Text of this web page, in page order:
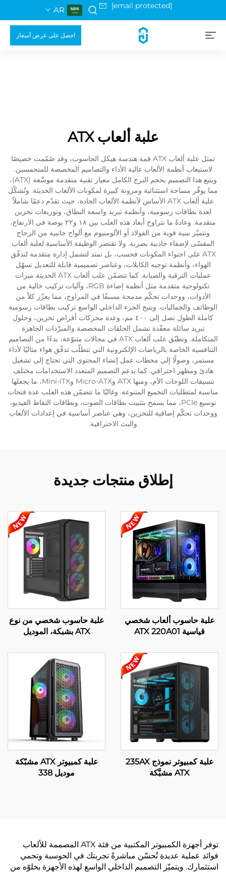
[email protected]
AR
احصل على عرض أسعار
علبة ألعاب ATX
تمثل علبة ألعاب ATX قمة هندسة هيكل الحاسوب، وقد صُمّمت خصيصًا
لاستيعاب أنظمة الألعاب عالية الأداء والتصاميم المخصصة للمتحمسين.
ويتبع هذا التصميم بحجم البرج الكامل معيار تقنية متقدمة موسَّعة (ATX)،
مما يوفّر مساحة استثنائية ومرونة كبيرة لمكونات الألعاب الحديثة. وتُشكّل
علبة ألعاب ATX الأساس لأنظمة الألعاب الجادة، حيث تقدّم دعمًا شاملاً
لعدة بطاقات رسومية، وأنظمة تبريد واسعة النطاق، وتوزيعات تخزين
متقدمة. وعادةً ما تتراوح أبعاد هذه العلب بين ١٨ و٢٢ بوصة في الارتفاع،
وتتميّز ببنية قوية من الفولاذ أو الألومنيوم مع ألواح جانبية من الزجاج
المقسّى لإضفاء جاذبية بصرية. ولا تقتصر الوظيفة الأساسية لعلبة ألعاب
ATX على احتواء المكونات فحسب، بل تمتد لتشمل إدارة متقدمة لتدفّق
الهواء، وأنظمة توجيه الكابلات، وعناصر تصميمية قابلة للتعديل تسهّل
عمليات الترقية والصيانة. كما تتضمّن علب ألعاب ATX الحديثة ميزات
تكنولوجية متقدمة مثل أنظمة إضاءة RGB، وآليات تركيب خالية من
الأدوات، ووحدات تحكّم مدمجة مسبقًا في المراوح، مما يعزّز كلاً من
الوظائف والجماليات. ويتيح الجزء الداخلي الواسع تركيب بطاقات رسومية
كاملة الطول تصل إلى ٤٠٠ مم، وعدة محركات أقراص تخزين، وحلول
تبريد سائلة معقّدة تشمل الحلقات المخصصة والمبرّدات الجاهزة
المتكاملة. وتطبّق علب ألعاب ATX في مجالات متنوّعة، بدءًا من التصاميم
التنافسية الخاصة بالرياضات الإلكترونية التي تتطلّب تدفّق هواء مثاليًا لأداء
مستمر، وصولًا إلى محطات عمل إنشاء المحتوى التي تحتاج إلى تشغيل
هادئ ومظهر احترافي. كما يدعم التصميم المتعدد الاستخدامات مختلف
تنسيقات اللوحات الأم، ومنها ATX وMicro-ATX وMini-ITX، ما يجعلها
مناسبة لمتطلبات التجميع المتنوعة. وغالبًا ما تتضمّن هذه العلب عدة فتحات
توسيع PCIe، مما يسمح بتثبيت بطاقات الصوت، وبطاقات التقاط الفيديو،
ووحدات تحكّم إضافية للتخزين، وهي عناصر أساسية في إعدادات الألعاب
والبث الاحترافية.
إطلاق منتجات جديدة
علبة حاسوب ألعاب شخصي
قياسية ATX 220A01
علبة حاسوب شخصي من نوع
ATX بشبكة، الموديل
علبة كمبيوتر نموذج 235AX
ATX مشبَّكة
علبة كمبيوتر ATX مشبّكة
موديل 338
توفر أجهزة الكمبيوتر المكتبية من فئة ATX المصممة للألعاب
فوائد عملية عديدة تُحسّن مباشرةً تجربتك في الحوسبة وتحمي
استثمارك. ويتميّز التصميم الداخلي الواسع لهذه الأجهزة بخلوّه من